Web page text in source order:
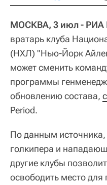
МОСКВА, 3 июл - РИА
вратарь клуба
(НХЛ) "Нью-Йорк
может сменить
программы
обновлению состава,
Period.
По данным источника,
голкипера и
другие клубы
освободить место